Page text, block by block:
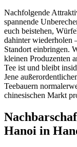
Nachfolgende
spannende
euch beistehen,
dahinter wiederholen
Standort einbringen.
kleinen Produzenten
Tee ist und bleibt
Jene
Teebauern
chinesischen Markt
Hanoi in